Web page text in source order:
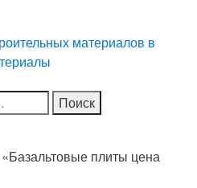
Поиск
плиты цена